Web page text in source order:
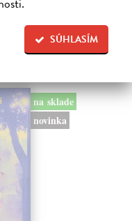
SÚHLASÍM
svetová
na sklade
novinka